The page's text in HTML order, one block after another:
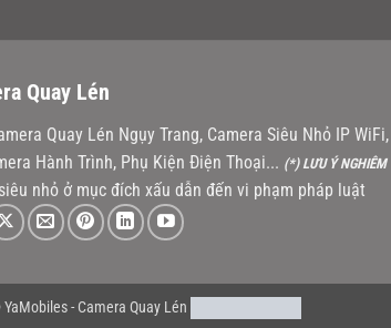
Quay Lén
Quay Lén Ngụy Trang, Camera Siêu Nhỏ IP WiFi,
Hành Trình, Phụ Kiện Điện Thoại... (*) LƯU Ý NGHIÊM
nhỏ ở mục đích xấu dẫn đến vi phạm pháp luật
- Camera Quay Lén